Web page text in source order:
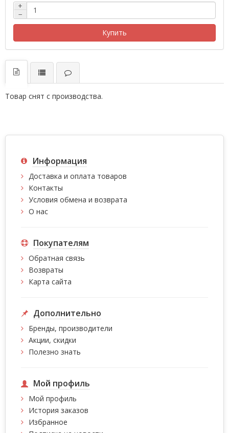
+
−
Купить
Товар снят с производства.
Информация
Доставка и оплата товаров
Контакты
Условия обмена и возврата
О нас
Покупателям
Обратная связь
Возвраты
Карта сайта
Дополнительно
Бренды, производители
Акции, скидки
Полезно знать
Мой профиль
Мой профиль
История заказов
Избранное